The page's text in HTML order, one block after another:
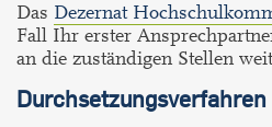
Das Dezernat
Fall Ihr erster
an die zuständigen Stellen
Durchsetzungsverfahren